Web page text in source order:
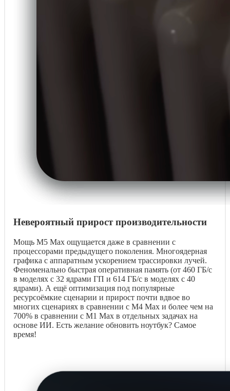
Невероятный прирост производительности
Мощь M5 Max ощущается даже в сравнении с
процессорами предыдущего поколения. Многоядерная
графика с аппаратным ускорением трассировки лучей.
Феноменально быстрая оперативная память (от 460 ГБ/с
в моделях с 32 ядрами ГП и 614 ГБ/с в моделях с 40
ядрами). А ещё оптимизация под популярные
ресурсоёмкие сценарии и прирост почти вдвое во
многих сценариях в сравнении с M4 Max и более чем на
700% в сравнении с M1 Max в отдельных задачах на
основе ИИ. Есть желание обновить ноутбук? Самое
время!